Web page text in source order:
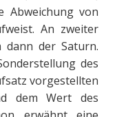
Abweichung von
An zweiter
der Saturn.
des
vorgestellten
dem Wert des